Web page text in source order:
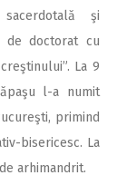
şi
de doctorat cu
La 9
l-a numit
primind
bisericesc. La
arhimandrit.